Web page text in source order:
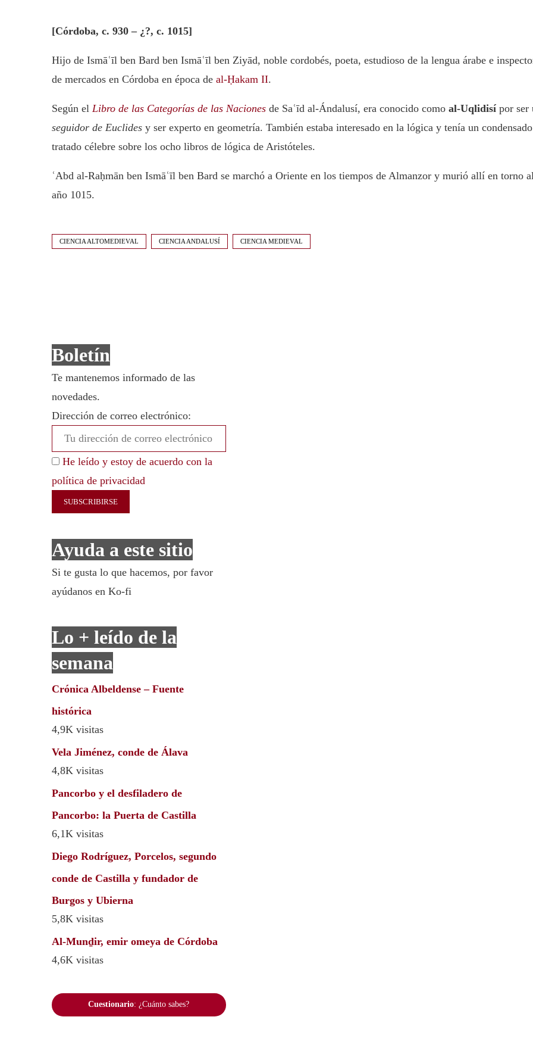
[Córdoba, c. 930 – ¿?, c. 1015]
Hijo de Ismāʿīl ben Bard ben Ismāʿīl ben Ziyād, noble cordobés, poeta, estudioso de la lengua árabe e
de mercados en Córdoba en época de al-Ḥakam II.
Según el Libro de las Categorías de las Naciones de Saʿīd al-Ándalusí, era conocido como al-Uqlidisí por ser
seguidor de Euclides y ser experto en geometría. También estaba interesado en la lógica y tenía un condensado
tratado célebre sobre los ocho libros de lógica de Aristóteles.
ʿAbd al-Raḥmān ben Ismāʿīl ben Bard se marchó a Oriente en los tiempos de Almanzor y murió allí en torno
año 1015.
CIENCIA ALTOMEDIEVAL CIENCIA ANDALUSÍ CIENCIA MEDIEVAL
Boletín
Te mantenemos informado de las
novedades.
Dirección de correo electrónico:
He leído y estoy de acuerdo con la
política de privacidad
Ayuda a este sitio
Si te gusta lo que hacemos, por favor
ayúdanos en Ko-fi
Lo + leído de la
semana
Crónica Albeldense – Fuente
histórica
4,9K visitas
Vela Jiménez, conde de Álava
4,8K visitas
Pancorbo y el desfiladero de
Pancorbo: la Puerta de Castilla
6,1K visitas
Diego Rodríguez, Porcelos, segundo
conde de Castilla y fundador de
Burgos y Ubierna
5,8K visitas
Al-Munḏir, emir omeya de Córdoba
4,6K visitas
Cuestionario: ¿Cuánto sabes?